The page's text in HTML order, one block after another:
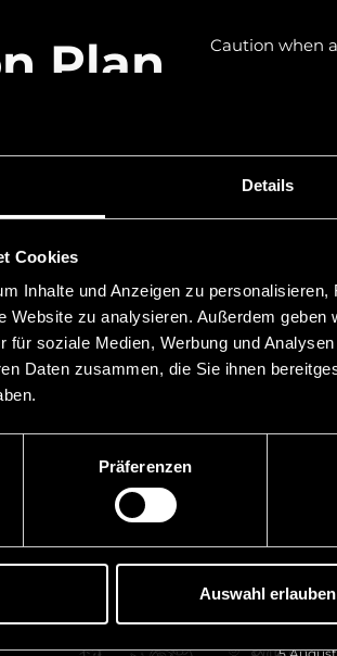
Details
Cookies
Inhalte und Anzeigen zu
Website zu analysieren. Außerdem
für soziale Medien, Werbung und
Daten zusammen, die Sie ihnen
Präferenzen
Auswahl erlauben
Plan
Caution when
The national
defendant not
plaintiff’s
different
will conduct
to enforce
the
Links